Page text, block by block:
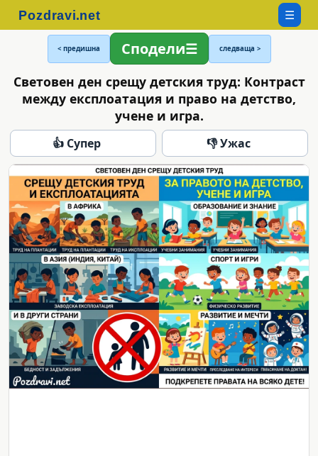
☰
< предишна Сподели следваща >
Световен ден срещу детския труд: Контраст
между експлоатация и право на детство,
учене и игра.
👍 Супер 👎 Ужас